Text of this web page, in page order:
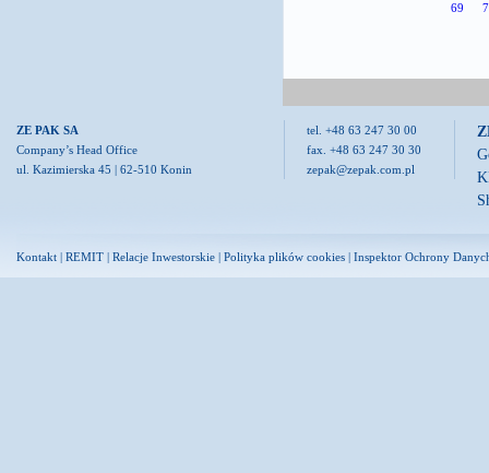
69
ZE PAK SA
Company’s Head Office
ul. Kazimierska 45 | 62-510 Konin
tel. +48 63 247 30 00
fax. +48 63 247 30 30
zepak@zepak.com.pl
Kontakt | REMIT | Relacje Inwestorskie | Polityka plików cookies | Inspektor Ochrony